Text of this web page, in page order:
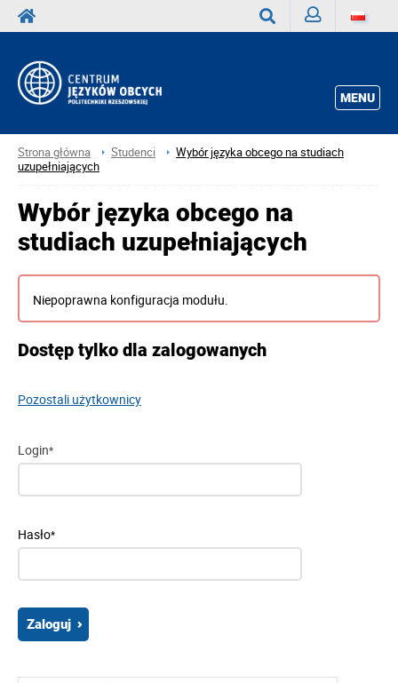
MENU
Strona główna Studenci
Wybór języka obcego na studiach
uzupełniających
Wybór języka obcego na
studiach uzupełniających
Niepoprawna konfiguracja modułu.
Dostęp tylko dla zalogowanych
Pozostali użytkownicy
Login*
Hasło*